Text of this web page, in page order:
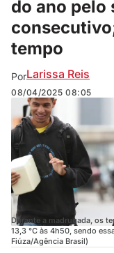
do ano pelo
tempo
PorLarissa Reis
08/04/2025 08:05
Durante a madrugada, os
13,3 °C às 4h50, sendo
Fiúza/Agência Brasil)